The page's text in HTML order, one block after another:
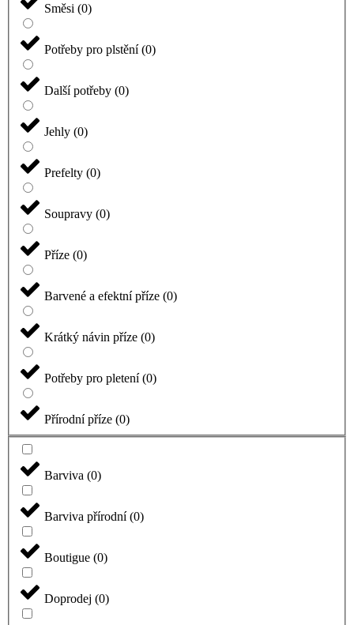
Směsi (0)
Potřeby pro plstění (0)
Další potřeby (0)
Jehly (0)
Prefelty (0)
Soupravy (0)
Příze (0)
Barvené a efektní příze (0)
Krátký návin příze (0)
Potřeby pro pletení (0)
Přírodní příze (0)
Barviva (0)
Barviva přírodní (0)
Boutigue (0)
Doprodej (0)